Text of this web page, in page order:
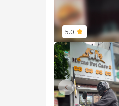
5.0
Previous slide